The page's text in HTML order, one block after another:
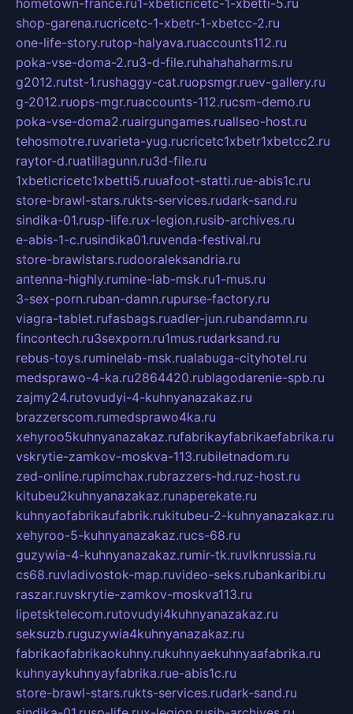
hometown-france.ru1-xbeticricetc-1-xbetti-5.ru
shop-garena.rucricetc-1-xbetr-1-xbetcc-2.ru
one-life-story.rutop-halyava.ruaccounts112.ru
poka-vse-doma-2.ru3-d-file.ruhahahaharms.ru
g2012.rutst-1.rushaggy-cat.ruopsmgr.ruev-gallery.ru
g-2012.ruops-mgr.ruaccounts-112.rucsm-demo.ru
poka-vse-doma2.ruairgungames.ruallseo-host.ru
tehosmotre.ruvarieta-yug.rucricetc1xbetr1xbetcc2.ru
raytor-d.ruatillagunn.ru3d-file.ru
1xbeticricetc1xbetti5.ruuafoot-statti.rue-abis1c.ru
store-brawl-stars.rukts-services.rudark-sand.ru
sindika-01.rusp-life.rux-legion.rusib-archives.ru
e-abis-1-c.rusindika01.ruvenda-festival.ru
store-brawlstars.rudooraleksandria.ru
antenna-highly.rumine-lab-msk.ru1-mus.ru
3-sex-porn.ruban-damn.rupurse-factory.ru
viagra-tablet.rufasbags.ruadler-jun.rubandamn.ru
fincontech.ru3sexporn.ru1mus.rudarksand.ru
rebus-toys.ruminelab-msk.rualabuga-cityhotel.ru
medsprawo-4-ka.ru2864420.rublagodarenie-spb.ru
zajmy24.rutovudyi-4-kuhnyanazakaz.ru
brazzerscom.rumedsprawo4ka.ru
xehyroo5kuhnyanazakaz.rufabrikayfabrikaefabrika.ru
vskrytie-zamkov-moskva-113.rubiletnadom.ru
zed-online.rupimchax.rubrazzers-hd.ruz-host.ru
kitubeu2kuhnyanazakaz.runaperekate.ru
kuhnyaofabrikaufabrik.rukitubeu-2-kuhnyanazakaz.ru
xehyroo-5-kuhnyanazakaz.rucs-68.ru
guzywia-4-kuhnyanazakaz.rumir-tk.ruvlknrussia.ru
cs68.ruvladivostok-map.ruvideo-seks.rubankaribi.ru
raszar.ruvskrytie-zamkov-moskva113.ru
lipetsktelecom.rutovudyi4kuhnyanazakaz.ru
seksuzb.ruguzywia4kuhnyanazakaz.ru
fabrikaofabrikaokuhny.rukuhnyaekuhnyaafabrika.ru
kuhnyaykuhnyayfabrika.rue-abis1c.ru
store-brawl-stars.rukts-services.rudark-sand.ru